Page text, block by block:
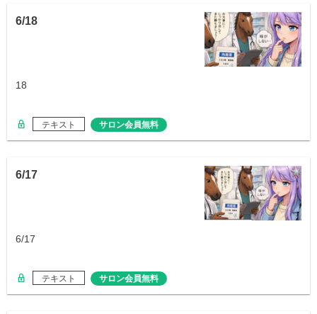
6/18
18
テキスト サロン会員無料
6/17
6/17
テキスト サロン会員無料